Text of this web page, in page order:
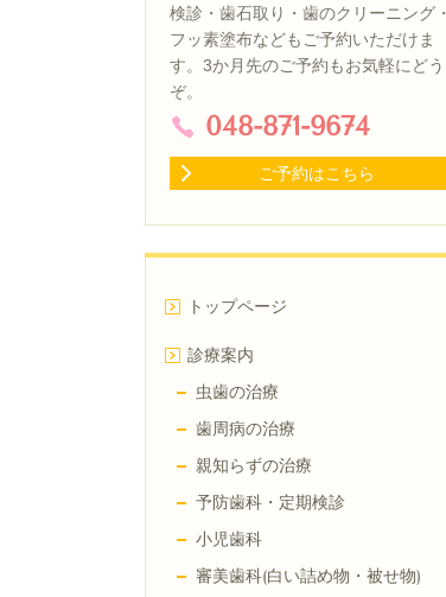
検診・歯石取り・歯のクリーニング・
フッ素塗布などもご予約いただけま
す。3か月先のご予約もお気軽にどう
ぞ。
048-871-9674
ご予約はこちら
トップページ
診療案内
虫歯の治療
歯周病の治療
親知らずの治療
予防歯科・定期検診
小児歯科
審美歯科(白い詰め物・被せ物)